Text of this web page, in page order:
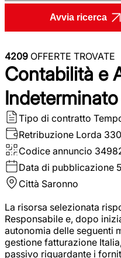
Avvia ricerca
4209 OFFERTE TROVATE
Contabilità e
Indeterminato
Tipo di contratto
Retribuzione Lorda
Codice annuncio
Data di pubblicazione
Città Saronno
La risorsa selezionata
Responsabile e, dopo
autonomia delle seguenti
gestione fatturazione
passivo riguardante i